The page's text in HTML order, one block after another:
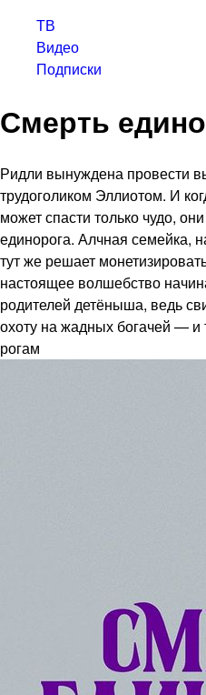
ТВ
Видео
Подписки
Смерть
Ридли вынуждена провести
трудоголиком Эллиотом. И
может спасти только чудо,
единорога. Алчная семейка,
тут же решает
настоящее волшебство
родителей детёныша, ведь
охоту на жадных богачей — и
рогам